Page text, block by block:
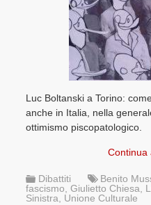
Luc Boltanski a Torino:
anche in Italia, nella
ottimismo piscopatologico.
Continua
Dibattiti Benito
fascismo ,Giulietto Chiesa
Sinistra
Unione Culturale